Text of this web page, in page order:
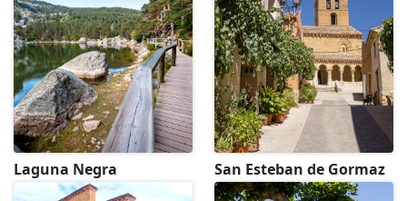
Laguna Negra San Esteban de Gormaz